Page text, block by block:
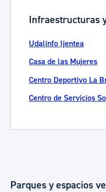
Infraestructuras
Udalinfo Ijentea
Casa de las Mujeres
Centro Deportivo La
Centro de Servicios
Parques y espacios